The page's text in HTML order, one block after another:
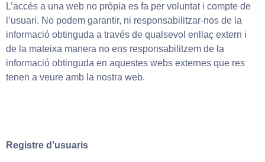
L’accés a una web no pròpia es fa per voluntat i compte de
l’usuari. No podem garantir, ni responsabilitzar-nos de la
informació obtinguda a través de qualsevol enllaç extern i
de la mateixa manera no ens responsabilitzem de la
informació obtinguda en aquestes webs externes que res
tenen a veure amb la nostra web.
Registre d’usuaris